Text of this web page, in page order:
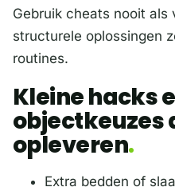
Gebruik cheats nooit als
structurele oplossingen
routines.
Kleine hacks
objectkeuzes
opleveren
Extra bedden of